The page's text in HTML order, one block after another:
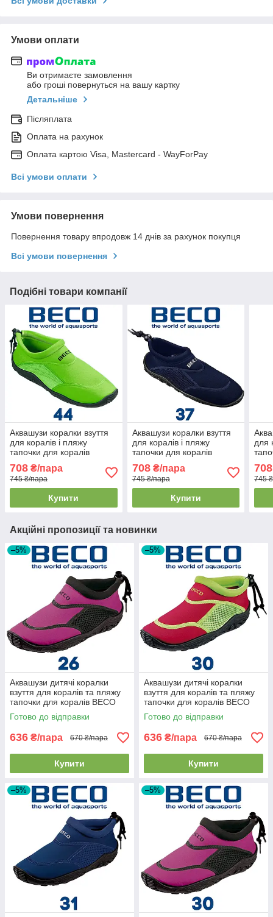
Умови оплати
Ви отримаєте замовлення
або гроші повернуться на вашу картку
Детальніше
Післяплата
Оплата на рахунок
Оплата картою Visa, Mastercard - WayForPay
Всі умови оплати
Умови повернення
Повернення товару впродовж 14 днів за рахунок покупця
Всі умови повернення
Подібні товари компанії
Аквашузи коралки взуття
для коралів і пляжу
тапочки для коралів
зелені (44р.)
708 ₴/пара
745 ₴/пара
Купити
Аквашузи коралки взуття
для коралів і пляжу
тапочки для коралів
темно-сині (37р.)
708₴/пара
745 ₴/пара
Купити
для
708
745
Акційні пропозиції та новинки
–5%
Аквашузи дитячі коралки
взуття для коралів та пляжу
тапочки для коралів BECO
92171 40 рожево-чорні (26р.)
Готово до відправки
636 ₴/пара 670 ₴/пара
Купити
–5%
Аквашузи дитячі коралки
взуття для коралів та пляжу
тапочки для коралів BECO
92171 58 червоно-зелені
(30р.)
Готово до відправки
636 ₴/пара 670 ₴/пара
Купити
–5% –5%